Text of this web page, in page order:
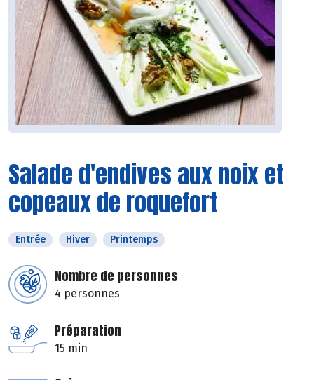
Salade d'endives aux noix et
copeaux de roquefort
Entrée Hiver Printemps
Nombre de personnes
4 personnes
Préparation
15 min